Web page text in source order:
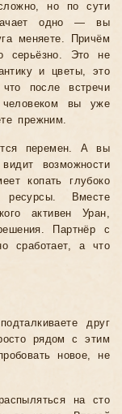
но по сути
одно — вы
меняете. Причём
серьёзно. Это не
и цветы, это
после встречи
вы уже
прежним.
перемен. А вы
возможности
копать глубоко
Вместе
активен Уран,
Партнёр с
сработает, а что
друг
рядом с этим
новое, не
на сто